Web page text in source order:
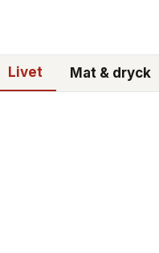
Livet Mat & dryck